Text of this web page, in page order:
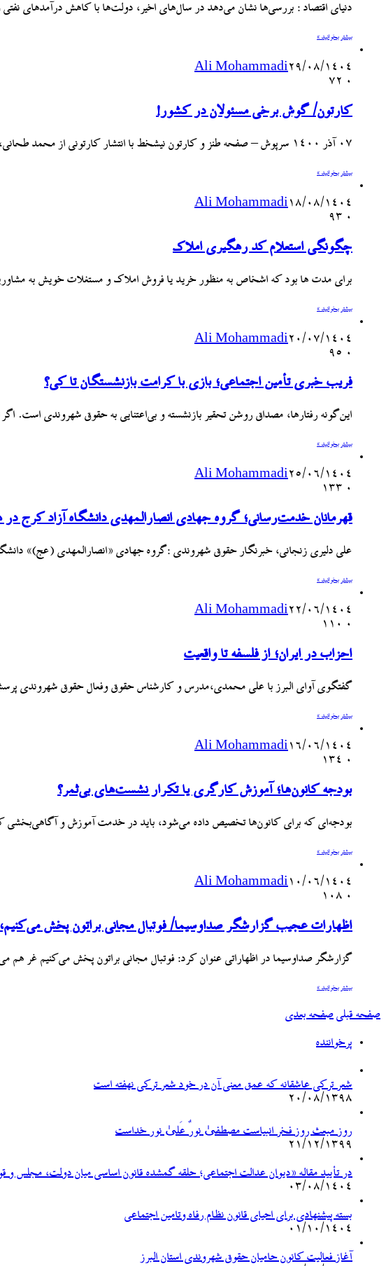
دنیای اقتصاد : بررسی‌ها نشان می‌دهد در سال‌های اخیر، دولت‌ها با کاهش درآمدهای
بیشتر بخوانید »
Ali Mohammadi۲۹/۰۸/۱۴۰۴
۰
کارتون/ گوش برخی مسئولان در کشور!
۰۷ آذر ۱۴۰۰ سرپوش – صفحه طنز و کارتون نیشخط با انتشار کارتونی از محمد طحانی، به چالش ها و اعتراضات…
بیشتر بخوانید »
Ali Mohammadi۱۸/۰۸/۱۴۰۴
۰
چگونگی استعلام کد رهگیری املاک
برای مدت ها بود که اشخاص به منظور خرید یا فروش املاک و مستغلات خویش به
بیشتر بخوانید »
Ali Mohammadi۲۰/۰۷/۱۴۰۴
۰
فریب خبری تأمین اجتماعی؛ بازی با کرامت بازنشستگان تا کی؟
این‌گونه رفتارها، مصداق روشن تحقیر بازنشسته و بی‌اعتنایی به حقوق شهروندی است.
بیشتر بخوانید »
Ali Mohammadi۲۵/۰۶/۱۴۰۴
۰
قهرمانان خدمت‌رسانی؛ گروه جهادی انصارالمهدی دانشگاه آزاد کرج در
علی دلیری زنجانی، خبرنگار حقوق شهروندی :گروه جهادی «انصارالمهدی (عج)» دانشگاه آزاد کرج، با اعزام
بیشتر بخوانید »
Ali Mohammadi۲۲/۰۶/۱۴۰۴
۰
احزاب در ایران؛ از فلسفه تا واقعیت
گفتگوی آوای البرز با علی محمدی،مدرس و کارشناس حقوق وفعال حقوق شهروندی
بیشتر بخوانید »
Ali Mohammadi۱۶/۰۶/۱۴۰۴
۰
بودجه کانون‌ها؛ آموزش کارگری یا تکرار نشست‌های بی‌ثمر؟
بودجه‌ای که برای کانون‌ها تخصیص داده می‌شود، باید در خدمت آموزش و
بیشتر بخوانید »
Ali Mohammadi۱۰/۰۶/۱۴۰۴
۰
اظهارات عجیب گزارشگر صداوسیما/ فوتبال مجانی براتون پخش
گزارشگر صداوسیما در اظهاراتی عنوان کرد: فوتبال مجانی براتون پخش می‌کنیم غر
بیشتر بخوانید »
صفحه قبلی صفحه بعدی
پرخواننده
شعر ترکی عاشقانه که عمق معنی آن در خود شعر ترکی نهفته است
۲۰/۰۸/۱۳۹۸
روز مبعث روز فخر انبیاست مصطفیٰ نورٌ عَلیٰ نور خداست
۲۱/۱۲/۱۳۹۹
در تأیید مقاله «دیوان عدالت اجتماعی؛ حلقه گمشده قانون اساسی میان دولت، مجلس و
۰۳/۰۸/۱۴۰۴
بسته پیشنهادی برای احیای قانون نظام رفاه وتامین اجتماعی
۰۱/۱۰/۱۴۰۴
آغاز فعالیت کانون حامیان حقوق شهروندی استان البرز